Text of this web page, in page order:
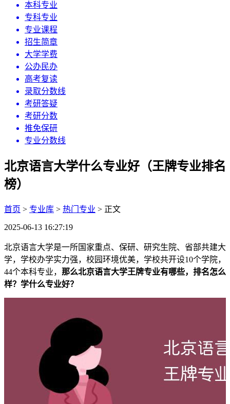
本科专业
专科专业
专业课程
招生简章
大学学费
公办民办
高考复读
录取分数线
考研答疑
考研分数
推免保研
专业分数线
北京语言大学什么专业好（王牌专业排名
榜）
首页 > 专业库 > 热门专业 > 正文
2025-06-13 16:27:19
北京语言大学是一所国家重点、保研、研究生院、省部共建大
学，学校办学实力强，校园环境优美，学校共开设10个学院，
44个本科专业， 那么北京语言大学王牌专业有哪些，排名怎么
样？学什么专业好？